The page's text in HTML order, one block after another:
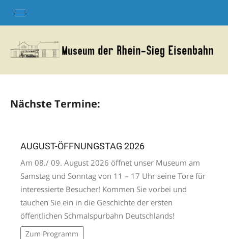
Nächste Termine:
AUGUST-ÖFFNUNGSTAG 2026
Am 08./ 09. August 2026 öffnet unser Museum am
Samstag und Sonntag von 11 – 17 Uhr seine Tore für
interessierte Besucher! Kommen Sie vorbei und
tauchen Sie ein in die Geschichte der ersten
öffentlichen Schmalspurbahn Deutschlands!
Zum Programm